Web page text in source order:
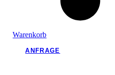
Warenkorb
ANFRAGE